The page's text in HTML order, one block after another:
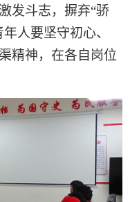
发斗志，摒弃“骄
人要坚守初心、
精神，在各自岗位